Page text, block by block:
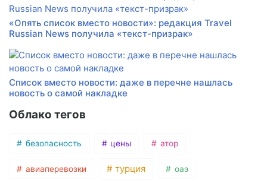
«Опять список вместо новости»: редакция Travel
Russian News получила «текст-призрак»
Список вместо новости: даже в перечне нашлась
новость о самой накладке
Облако тегов
безопасность цены атор
авиаперевозки турция оаэ